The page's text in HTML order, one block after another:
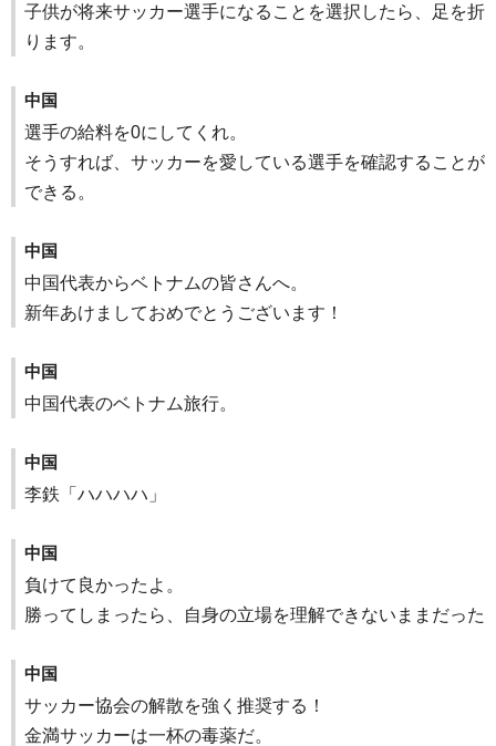
子供が将来サッカー選手になることを選択したら、足を折
ります。
中国
選手の給料を0にしてくれ。
そうすれば、サッカーを愛している選手を確認することが
できる。
中国
中国代表からベトナムの皆さんへ。
新年あけましておめでとうございます！
中国
中国代表のベトナム旅行。
中国
李鉄「ハハハハ」
中国
負けて良かったよ。
勝ってしまったら、自身の立場を理解できないままだった
中国
サッカー協会の解散を強く推奨する！
金満サッカーは一杯の毒薬だ。